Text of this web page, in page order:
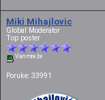
Miki Mihajlovic
Global Moderator
Top poster
Van mreže
Poruke: 33991